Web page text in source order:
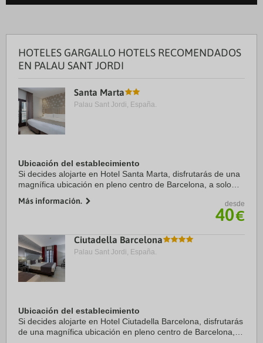
HOTELES GARGALLO HOTELS RECOMENDADOS
EN PALAU SANT JORDI
Santa Marta
Palau Sant Jordi, España.
Ubicación del establecimiento
Si decides alojarte en Hotel Santa Marta, disfrutarás de una
magnífica ubicación en pleno centro de Barcelona, a solo
Además, este hotel se ...
Más información. desde
40€
Ciutadella Barcelona
Palau Sant Jordi, España.
Ubicación del establecimiento
Si decides alojarte en Hotel Ciutadella Barcelona, disfrutarás
de una magnífica ubicación en pleno centro de Barcelona, a